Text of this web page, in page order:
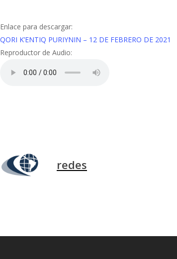
Enlace para descargar:
QORI K’ENTIQ PURIYNIN – 12 DE FEBRERO DE 2021
Reproductor de Audio:
redes